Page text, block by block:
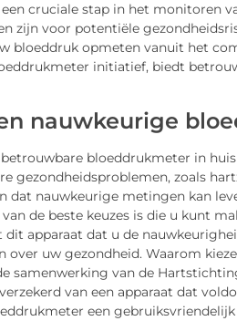
cruciale stap in het monitoren
zijn voor potentiële
bloeddruk opmeten vanuit het
initiatief, biedt
nauwkeurige
bloeddrukmeter in
gezondheidsproblemen, zoals
dat nauwkeurige metingen kan
de beste keuzes is die u kunt
apparaat dat u de
over uw gezondheid. Waarom
samenwerking van de
van een apparaat dat
een